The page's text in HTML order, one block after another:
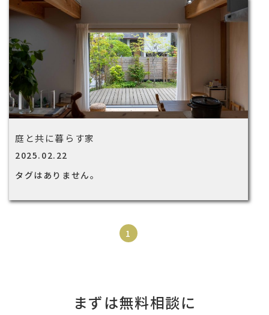
庭と共に暮らす家
2025.02.22
タグはありません。
1
まずは無料相談に